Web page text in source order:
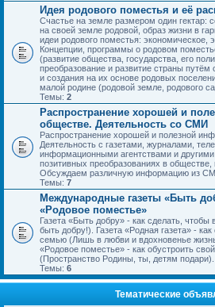
Идея родового поместья и её
Счастье на земле размером один гектар:
на своей земле родовой, образ жизни в
идеи родового поместья: экономическое,
Концепции, программы о родовом
(развитие общества, государства, его
преобразование и развитие страны
и создания на их основе родовых
малой родине (родовой земле, родового
Темы: 2
Распространение хорошей и
обществе. Деятельность со СМИ
Распространение хорошей и полезной
Деятельность с газетами, журналами,
информационными агентствами и
позитивных преобразованиях в
Обсуждаем различную информацию из
Темы: 7
Международные газеты «Быть
«Родовое поместье»
Газета «Быть добру» - как сделать,
быть добру!). Газета «Родная газета» -
семью (Лишь в любви и вдохновенье
«Родовое поместье» - как обустроить
(Пространство Родины, ты, детям подари).
Темы: 6
Тематические